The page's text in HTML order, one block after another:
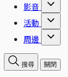
影音
活動
周邊
搜尋 關閉